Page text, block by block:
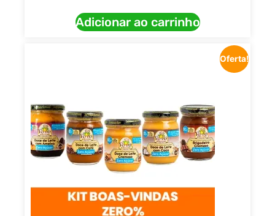
Adicionar ao carrinho
Oferta!